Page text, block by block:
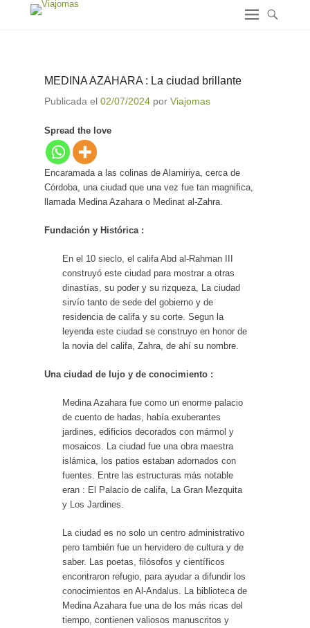
MEDINA AZAHARA : La ciudad brillante
Publicada el 02/07/2024 por Viajomas
Spread the love
Encaramada a las colinas de Alamiriya, cerca de
Córdoba, una ciudad que una vez fue tan magnifica,
llamada Medina Azahara o Medinat al-Zahra.
Fundación y Histórica :
En el 10 sieclo, el califa Abd al-Rahman III
construyó este ciudad para mostrar a otras
dinastías, su poder y su rizqueza, La ciudad
sirvío tanto de sede del gobierno y de
residencia de califa y su corte. Segun la
leyenda este ciudad se construyo en honor de
la novia del califa, Zahra, de ahí su nombre.
Una ciudad de lujo y de conocimiento :
Medina Azahara fue como un enorme palacio
de cuento de hadas, había exuberantes
jardines, edificios decorados con mármol y
mosaicos. La ciudad fue una obra maestra
islámica, los patios estaban adornados con
fuentes. Entre las estructuras más notable
eran : El Palacio de califa, La Gran Mezquita
y Los Jardines.
La ciudad es no solo un centro administrativo
pero también fue un hervidero de cultura y de
saber. Las poetas, filósofos y científicos
encontraron refugio, para ayudar a difundir los
conocimientos en Al-Andalus. La biblioteca de
Medina Azahara fue una de los más ricas del
tiempo, contienen valiosos manuscritos y